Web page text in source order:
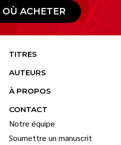
ACHETER
TITRES
AUTEURS
À PROPOS
CONTACT
Notre équipe
Soumettre un manuscrit